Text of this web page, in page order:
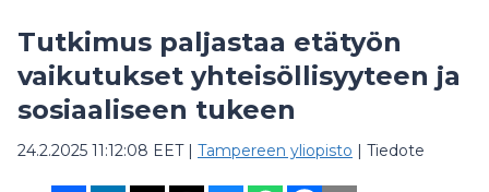
Tutkimus paljastaa etätyön
vaikutukset yhteisöllisyyteen ja
sosiaaliseen tukeen
24.2.2025 11:12:08 EET| Tampereen yliopisto | Tiedote